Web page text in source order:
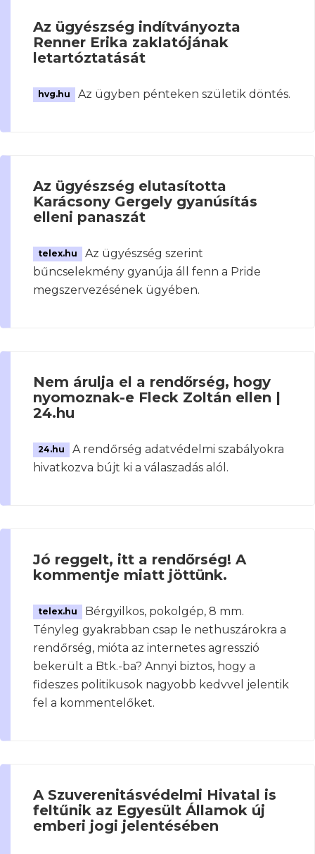
Az ügyészség indítványozta
Renner Erika zaklatójának
letartóztatását
hvg.hu Az ügyben pénteken születik döntés.
Az ügyészség elutasította
Karácsony Gergely gyanúsítás
elleni panaszát
telex.hu
Az ügyészség szerint
bűncselekmény gyanúja áll fenn a Pride
megszervezésének ügyében.
Nem árulja el a rendőrség, hogy
nyomoznak-e Fleck Zoltán ellen |
24.hu
24.hu
A rendőrség adatvédelmi szabályokra
hivatkozva bújt ki a válaszadás alól.
Jó reggelt, itt a rendőrség! A
kommentje miatt jöttünk.
telex.hu
Bérgyilkos, pokolgép, 8 mm.
Tényleg gyakrabban csap le nethuszárokra a
rendőrség, mióta az internetes agresszió
bekerült a Btk.-ba? Annyi biztos, hogy a
fideszes politikusok nagyobb kedvvel jelentik
fel a kommentelőket.
A Szuverenitásvédelmi Hivatal is
feltűnik az Egyesült Államok új
emberi jogi jelentésében